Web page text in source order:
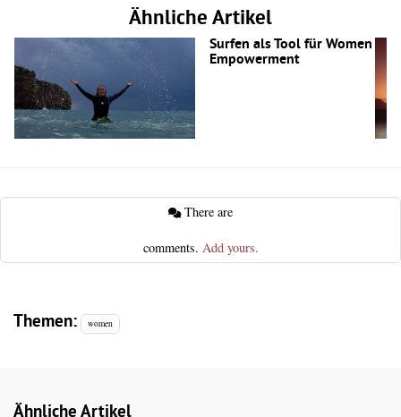
Ähnliche Artikel
Surfen als Tool für Women
Empowerment
comments. Add yours.
Themen: women